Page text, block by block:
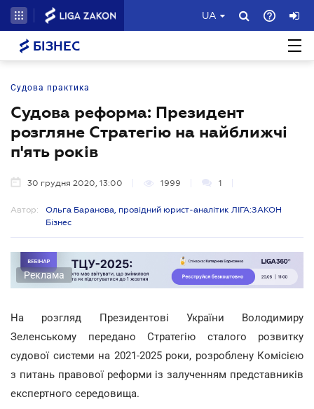
UA
БІЗНЕС
Судова практика
Судова реформа: Президент
розгляне Стратегію на найближчі
п'ять років
30 грудня 2020, 13:00 1999 1
Автор:
Ольга Баранова, провідний юрист-аналітик ЛІГА:ЗАКОН
Бізнес
Реклама
На розгляд Президентові України Володимиру
Зеленському передано Стратегію сталого розвитку
судової системи на 2021-2025 роки, розроблену Комісією
з питань правової реформи із залученням представників
експертного середовища.